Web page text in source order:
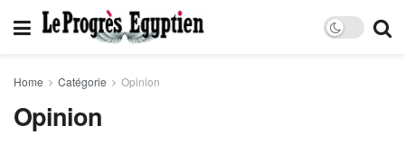
Home Catégorie Opinion
Opinion